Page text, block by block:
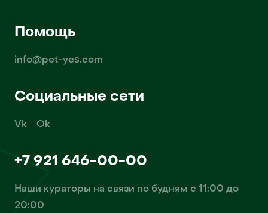
Помощь
info@pet-yes.com
Социальные сети
Vk Ok
+7 921 646-00-00
Наши кураторы на связи по будням с 11:00 до
20:00